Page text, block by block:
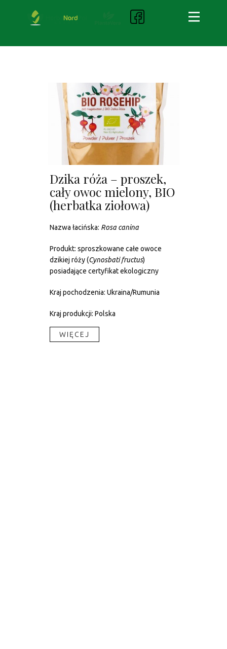
Dzika róża – proszek,
cały owoc mielony, BIO
(herbatka ziołowa)
Nazwa łacińska: Rosa canina
Produkt: sproszkowane całe owoce
dzikiej róży (Cynosbati fructus)
posiadające certyfikat ekologiczny
Kraj pochodzenia: Ukraina/Rumunia
Kraj produkcji: Polska
WIĘCEJ​